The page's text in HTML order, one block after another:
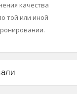
качества
той или иной